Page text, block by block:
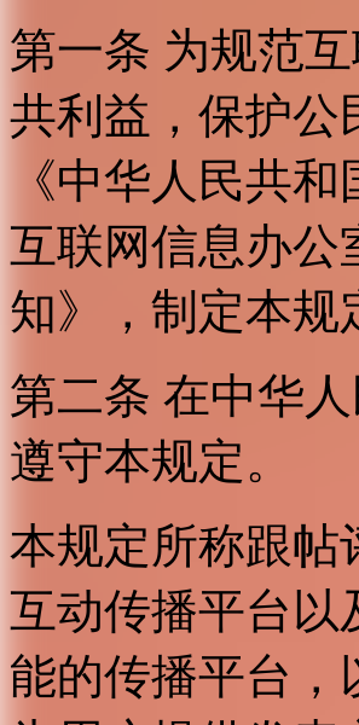
第一条 为规范
共利益，保护公
《中华人民共
互联网信息办公
知》，制定本规
第二条 在中华
遵守本规定。
本规定所称跟帖
互动传播平台以
能的传播平台，